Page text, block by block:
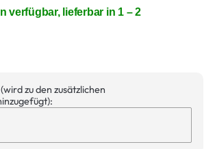
verfügbar, lieferbar in 1 – 2
zu den zusätzlichen